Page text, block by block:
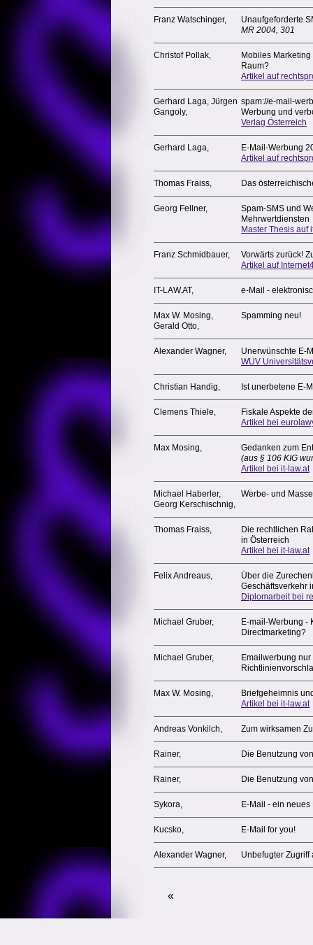
Franz Watschinger,
Unaufgeforderte
MR 2004, 301
Christof Pollak,
Mobiles
Raum?
Artikel auf
Gerhard Laga, Jürgen
Gangoly,
spam://e-mail-
Werbung und
Verlag Österreich
Gerhard Laga,
E-Mail-Werbung
Artikel auf
Thomas Fraiss, Das
Georg Fellner,
Spam-SMS und
Mehrwertdiensten
Master Thesis auf
Franz Schmidbauer,
Vorwärts zurück!
Artikel auf
IT-LAW.AT, e-Mail -
Max W. Mosing,
Gerald Otto,
Spamming neu!
Alexander Wagner,
Unerwünschte E-
WUV
Christian Handig, Ist unerbetene E-
Clemens Thiele,
Fiskale Aspekte
Artikel bei
Max Mosing,
Gedanken zum
(aus § 106 KIG
Artikel bei it-law.at
Michael Haberler,
Georg Kerschischnig,
Werbe- und
Thomas Fraiss,
Die rechtlichen
in Österreich
Artikel bei it-law.at
Felix Andreaus,
Über die
Geschäftsverkehr
Diplomarbeit bei
Michael Gruber,
E-mail-Werbung -
Directmarketing?
Michael Gruber,
Emailwerbung
Max W. Mosing,
Briefgeheimnis
Artikel bei it-law.at
Andreas Vonkilch, Zum wirksamen
Rainer, Die Benutzung
Rainer, Die Benutzung
Sykora, E-Mail - ein
Kucsko, E-Mail for you!
Alexander Wagner, Unbefugter Zugriff
«